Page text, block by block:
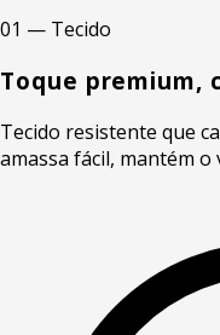
01 — Tecido
Toque premium,
Tecido resistente que
amassa fácil, mantém